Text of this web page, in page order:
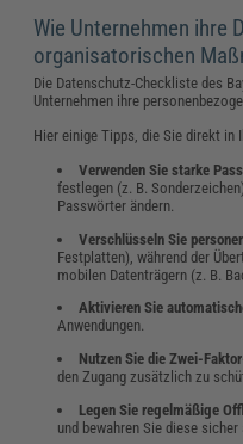
Wie Unternehmen ihre
organisatorischen
Die Datenschutz-Checkliste des
Unternehmen ihre
Hier einige Tipps, die Sie direkt in
Verwenden Sie starke
festlegen (z. B.
Passwörter ändern.
Verschlüsseln Sie
Festplatten), während der
mobilen Datenträgern (z. B.
Aktivieren Sie
Anwendungen.
Nutzen Sie die Zwei-
den Zugang zusätzlich zu
Legen Sie regelmäßige
und bewahren Sie diese sicher